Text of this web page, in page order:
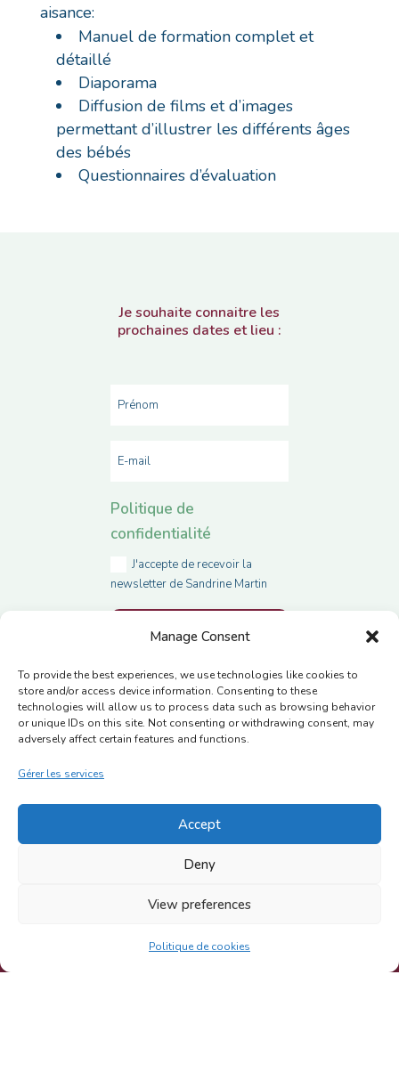
Manage Consent
To provide the best experiences, we use technologies like cookies to
store and/or access device information. Consenting to these
technologies will allow us to process data such as browsing behavior
or unique IDs on this site. Not consenting or withdrawing consent, may
adversely affect certain features and functions.
Gérer les services
Accept
Deny
View preferences
Politique de cookies
aisance:
Manuel de formation complet et
détaillé
Diaporama
Diffusion de films et d’images
permettant d’illustrer les différents âges
des bébés
Questionnaires d’évaluation
Je souhaite connaitre les
prochaines dates et lieu :
Politique de
confidentialité
J'accepte de recevoir la
newsletter de Sandrine Martin
MERCI DE ME
politique de confidentialité
J'utilise des Cookies pour vous
je considère alors que vous acceptez